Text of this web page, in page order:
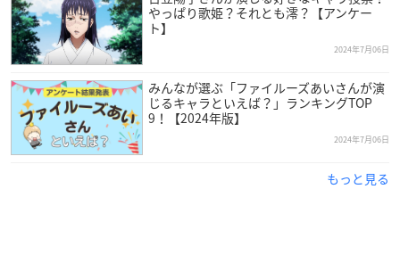
やっぱり歌姫？それとも澪？【アンケー
ト】
2024年7月06日
みんなが選ぶ「ファイルーズあいさんが演
じるキャラといえば？」ランキングTOP
9！【2024年版】
2024年7月06日
もっと見る